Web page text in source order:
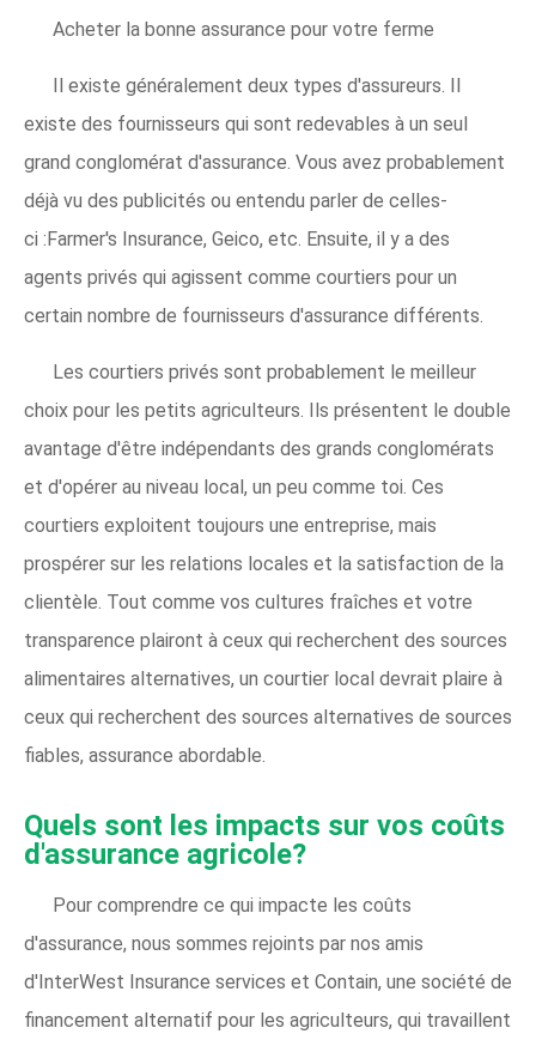
Acheter la bonne assurance pour votre ferme
Il existe généralement deux types d'assureurs. Il
existe des fournisseurs qui sont redevables à un seul
grand conglomérat d'assurance. Vous avez probablement
déjà vu des publicités ou entendu parler de celles-
ci :Farmer's Insurance, Geico, etc. Ensuite, il y a des
agents privés qui agissent comme courtiers pour un
certain nombre de fournisseurs d'assurance différents.
Les courtiers privés sont probablement le meilleur
choix pour les petits agriculteurs. Ils présentent le double
avantage d'être indépendants des grands conglomérats
et d'opérer au niveau local, un peu comme toi. Ces
courtiers exploitent toujours une entreprise, mais
prospérer sur les relations locales et la satisfaction de la
clientèle. Tout comme vos cultures fraîches et votre
transparence plairont à ceux qui recherchent des sources
alimentaires alternatives, un courtier local devrait plaire à
ceux qui recherchent des sources alternatives de sources
fiables, assurance abordable.
Quels sont les impacts sur vos coûts
d'assurance agricole?
Pour comprendre ce qui impacte les coûts
d'assurance, nous sommes rejoints par nos amis
d'InterWest Insurance services et Contain, une société de
financement alternatif pour les agriculteurs, qui travaillent